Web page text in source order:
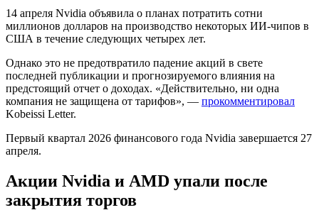
14 апреля Nvidia объявила о планах потратить сотни
миллионов долларов на производство некоторых ИИ-чипов в
США в течение следующих четырех лет.
Однако это не предотвратило падение акций в свете
последней публикации и прогнозируемого влияния на
предстоящий отчет о доходах. «Действительно, ни одна
компания не защищена от тарифов», — прокомментировал
Kobeissi Letter.
Первый квартал 2026 финансового года Nvidia завершается 27
апреля.
Акции Nvidia и AMD упали после
закрытия торгов